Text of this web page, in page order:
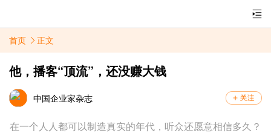
首页 正文
他，播客“顶流”，还没赚大钱
中国企业家杂志
在一个人人都可以制造真实的年代，听众还愿意相信多久？